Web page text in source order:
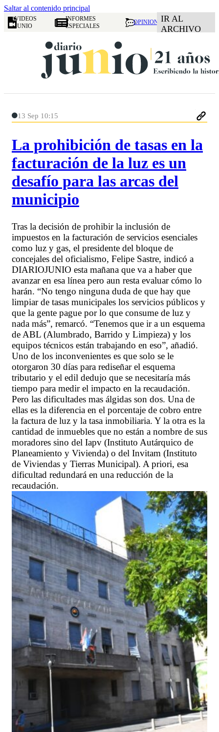
Saltar al contenido principal
VIDEOS
JUNIO
INFORMES
ESPECIALES
OPINION IR AL
ARCHIVO
13 Sep 10:15
La prohibición de tasas en la
facturación de la luz es un
desafío para las arcas del
municipio
Tras la decisión de prohibir la inclusión de
impuestos en la facturación de servicios esenciales
como luz y gas, el presidente del bloque de
concejales del oficialismo, Felipe Sastre, indicó a
DIARIOJUNIO esta mañana que va a haber que
avanzar en esa línea pero aun resta evaluar cómo lo
harán. “No tengo ninguna duda de que hay que
limpiar de tasas municipales los servicios públicos y
que la gente pague por lo que consume de luz y
nada más”, remarcó. “Tenemos que ir a un esquema
de ABL (Alumbrado, Barrido y Limpieza) y los
equipos técnicos están trabajando en eso”, añadió.
Uno de los inconvenientes es que solo se le
otorgaron 30 días para rediseñar el esquema
tributario y el edil dedujo que se necesitaría más
tiempo para medir el impacto en la recaudación.
Pero las dificultades mas álgidas son dos. Una de
ellas es la diferencia en el porcentaje de cobro entre
la factura de luz y la tasa inmobiliaria. Y la otra es la
cantidad de inmuebles que no están a nombre de sus
moradores sino del Iapv (Instituto Autárquico de
Planeamiento y Vivienda) o del Invitam (Instituto
de Viviendas y Tierras Municipal). A priori, esa
dificultad redundará en una reducción de la
recaudación.